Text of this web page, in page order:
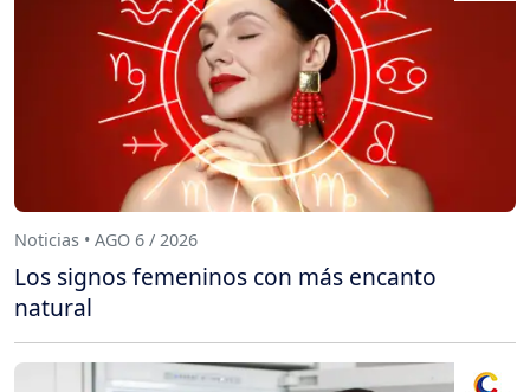
Noticias • AGO 6 / 2026
Los signos femeninos con más encanto
natural